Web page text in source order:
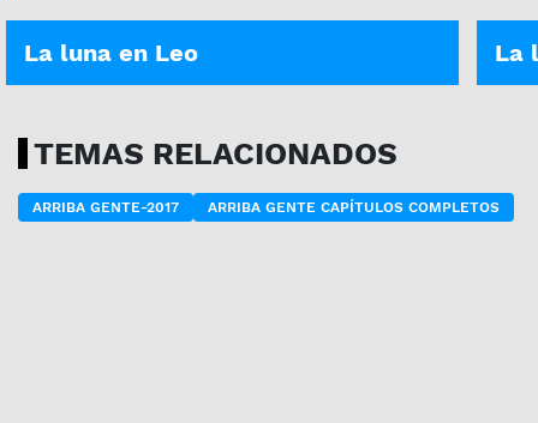
La luna en Leo La
TEMAS RELACIONADOS
ARRIBA GENTE-2017 ARRIBA GENTE CAPÍTULOS COMPLETOS